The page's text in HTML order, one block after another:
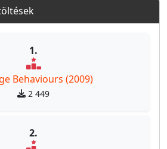
1.
Behaviours (2009)
2 449
2.